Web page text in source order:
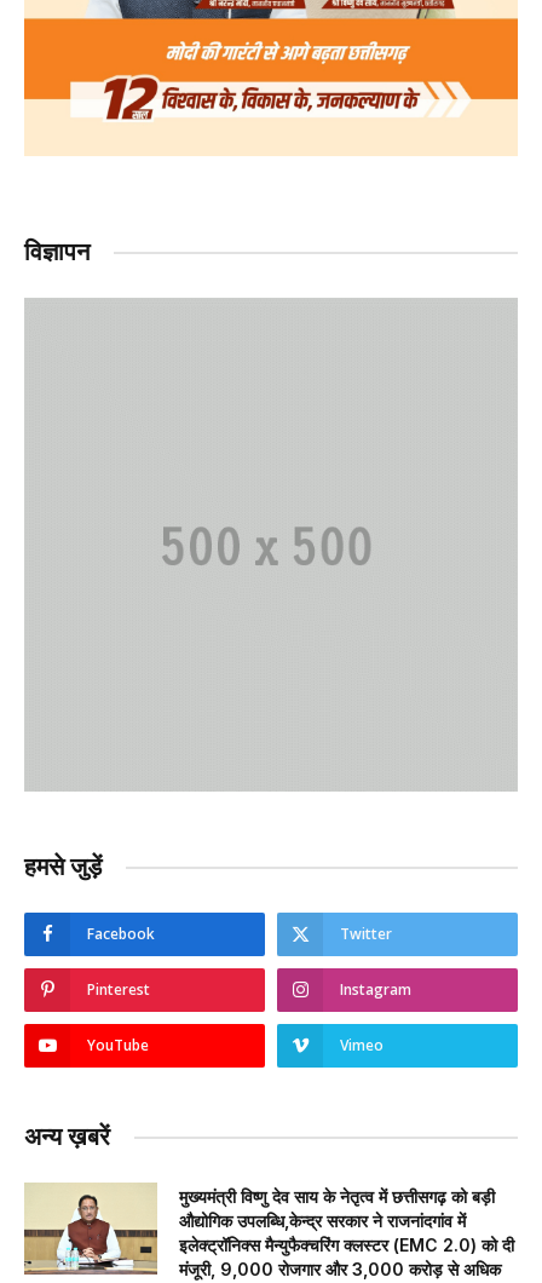
विज्ञापन
हमसे जुड़ें
Facebook Twitter
Pinterest Instagram
YouTube Vimeo
अन्य ख़बरें
मुख्यमंत्री विष्णु देव साय के नेतृत्व में छत्तीसगढ़ को बड़ी
औद्योगिक उपलब्धि,केन्द्र सरकार ने राजनांदगांव में
इलेक्ट्रॉनिक्स मैन्युफैक्चरिंग क्लस्टर (EMC 2.0) को दी
मंजूरी, 9,000 रोजगार और ₹3,000 करोड़ से अधिक